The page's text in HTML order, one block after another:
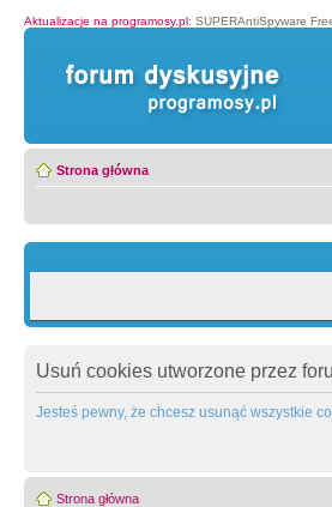
Aktualizacje na programosy.pl: SUPERAntiSpyware
Strona główna
Usuń cookies utworzone przez
Jesteś pewny, że chcesz usunąć wszystkie
Strona główna